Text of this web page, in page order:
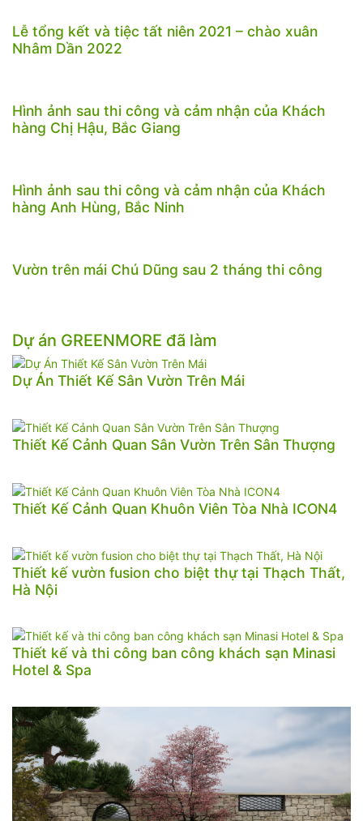
Lễ tổng kết và tiệc tất niên 2021 – chào xuân
Nhâm Dần 2022
Hình ảnh sau thi công và cảm nhận của Khách
hàng Chị Hậu, Bắc Giang
Hình ảnh sau thi công và cảm nhận của Khách
hàng Anh Hùng, Bắc Ninh
Vườn trên mái Chú Dũng sau 2 tháng thi công
Dự án GREENMORE đã làm
Dự Án Thiết Kế Sân Vườn Trên Mái
Thiết Kế Cảnh Quan Sân Vườn Trên Sân Thượng
Thiết Kế Cảnh Quan Khuôn Viên Tòa Nhà ICON4
Thiết kế vườn fusion cho biệt thự tại Thạch Thất,
Hà Nội
Thiết kế và thi công ban công khách sạn Minasi
Hotel & Spa